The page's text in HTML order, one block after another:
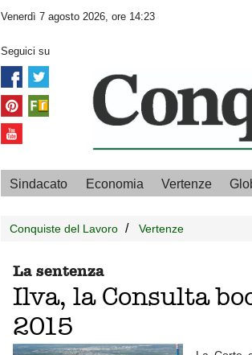
Venerdì 7 agosto 2026, ore 14:23
Seguici su
Sindacato Economia Vertenze
Conquiste del Lavoro Vertenze
La sentenza
Ilva, la Consulta
2015